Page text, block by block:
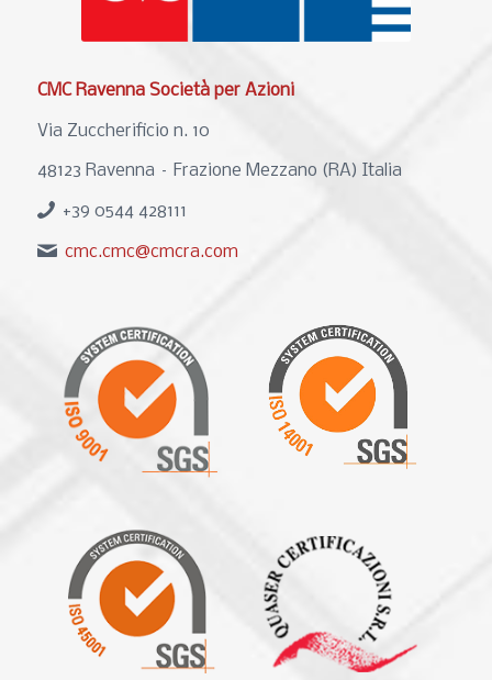
CMC Ravenna Società per Azioni
Via Zuccherificio n. 10
48123 Ravenna – Frazione Mezzano (RA) Italia
+39 0544 428111
cmc.cmc@cmcra.com